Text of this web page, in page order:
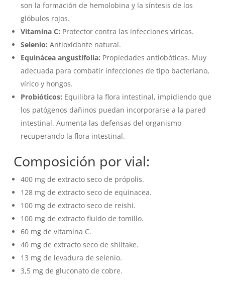
son la formación de hemolobina y la síntesis de los
glóbulos rojos.
Vitamina C: Protector contra las infecciones víricas.
Selenio: Antioxidante natural.
Equinácea angustifolia: Propiedades antiobóticas. Muy
adecuada para combatir infecciones de tipo bacteriano,
vírico y hongos.
Probióticos: Equilibra la flora intestinal, impidiendo que
los patógenos dañinos puedan incorporarse a la pared
intestinal. Aumenta las defensas del organismo
recuperando la flora intestinal.
Composición por vial:
400 mg de extracto seco de própolis.
128 mg de extracto seco de equinacea.
100 mg de extracto seco de reishi.
100 mg de extracto fluido de tomillo.
60 mg de vitamina C.
40 mg de extracto seco de shiitake.
13 mg de levadura de selenio.
3,5 mg de gluconato de cobre.